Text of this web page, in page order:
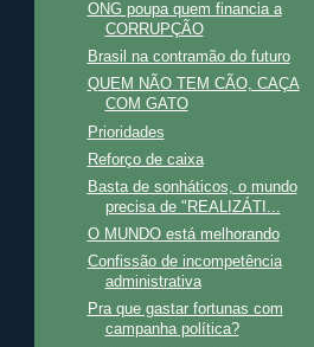
ONG poupa quem financia a
CORRUPÇÃO
Brasil na contramão do futuro
QUEM NÃO TEM CÃO, CAÇA
COM GATO
Prioridades
Reforço de caixa
Basta de sonháticos, o mundo
precisa de "REALIZÁTI...
O MUNDO está melhorando
Confissão de incompetência
administrativa
Pra que gastar fortunas com
campanha política?